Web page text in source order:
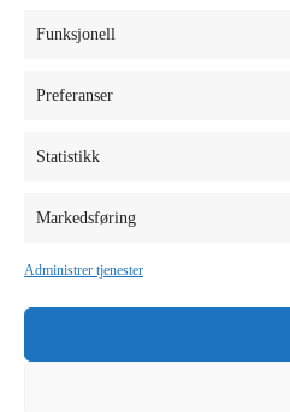
Funksjonell
Preferanser
Statistikk
Markedsføring
Administrer tjenester